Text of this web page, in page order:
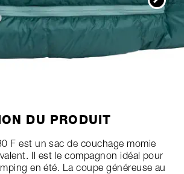
DU PRODUIT
F est un sac de couchage momie
Il est le compagnon idéal pour
en été. La coupe généreuse au